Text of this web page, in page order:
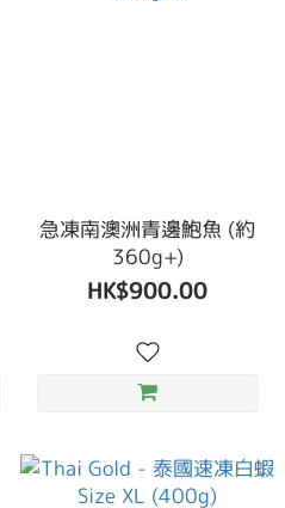
急凍南澳洲青邊鮑魚 (約
360g+)
HK$900.00